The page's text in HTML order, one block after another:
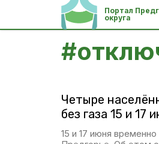
Портал
округа
#
Четыре
без газа 15 и 17
15 и 17 июня